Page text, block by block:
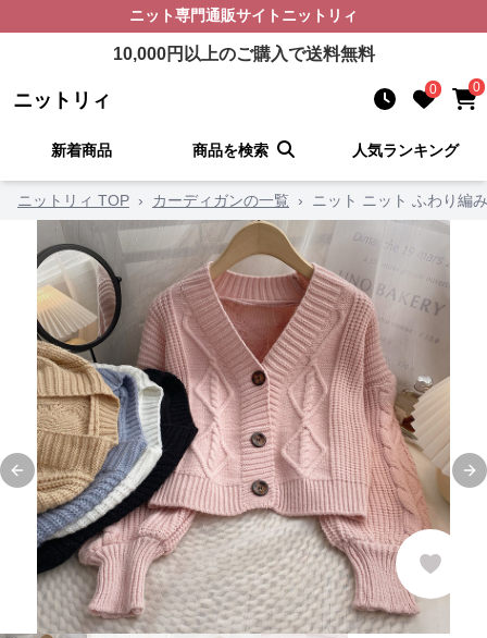
ニット専門通販サイト ニットリィ
10,000円以上のご購入で送料無料
ニットリィ 0 0
新着商品 商品を検索 人気ランキング
ニットリィ TOP › カーディガンの一覧 › ニット ニット ふわり編
Previous slide